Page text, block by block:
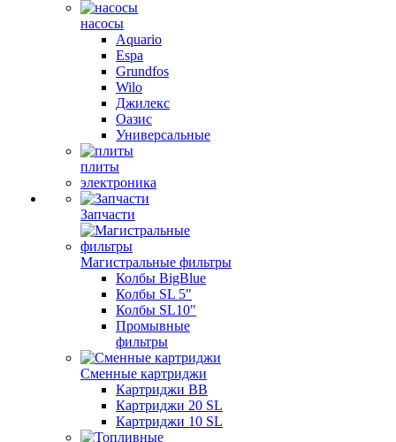
насосы
Aquario
Espa
Grundfos
Wilo
Джилекс
Оазис
Универсальные
плиты
электроника
Запчасти
Магистральные фильтры
Колбы BigBlue
Колбы SL 5"
Колбы SL10"
Промывные
фильтры
Сменные картриджи
Картриджи BB
Картриджи 20 SL
Картриджи 10 SL